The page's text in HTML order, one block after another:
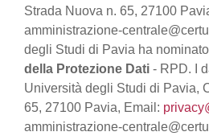
Strada Nuova n. 65, 27100
amministrazione-
degli Studi di Pavia ha nominato
della Protezione Dati - RPD. I
Università degli Studi di Pavia,
65, 27100 Pavia, Email:
amministrazione-